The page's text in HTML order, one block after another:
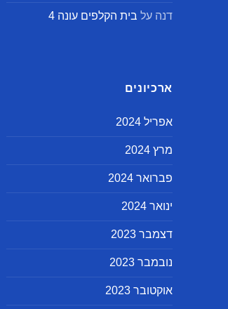
דנה על בית הקלפים עונה 4
ארכיונים
אפריל 2024
מרץ 2024
פברואר 2024
ינואר 2024
דצמבר 2023
נובמבר 2023
אוקטובר 2023